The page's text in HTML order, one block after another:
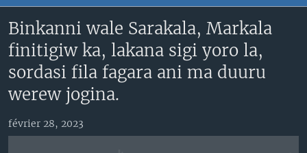
principale
Retour
recherche
AN BA FO!
FARAFINA FOLI
Learning English
SUIVEZ-NOUS
S'abonner
Binkanni wale Sarakala, Markala
finitigiw ka, lakana sigi yoro la,
sordasi fila fagara ani ma duuru
werew jogina.
février 28, 2023